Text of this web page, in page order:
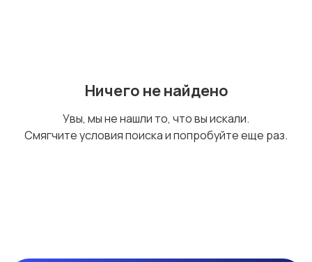
аккумуляторыНичего не найдено
Увы, мы не нашли то, что вы искали.
Смягчите условия поиска и попробуйте еще раз.